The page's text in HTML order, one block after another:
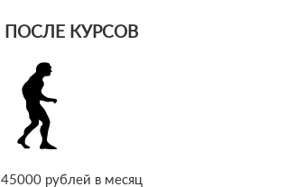
ПОСЛЕ КУРСОВ
рублей в месяц